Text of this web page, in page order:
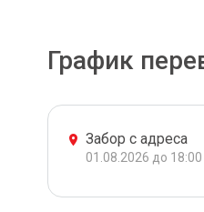
График
Забор с адреса
01.08.2026 до 18:00